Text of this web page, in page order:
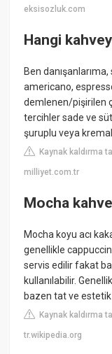
eksisozluk.com
Hangi
Ben
americano,
demlenen/pişirilen
tercihler sade ve
şuruplu veya
Kaynak kaldırma
milliyet.com.tr
Mocha kahve
Mocha koyu acı
genellikle
servis edilir fakat
kullanılabilir.
bazen tat ve estetik
Kaynak kaldırma
tr.wikipedia.org